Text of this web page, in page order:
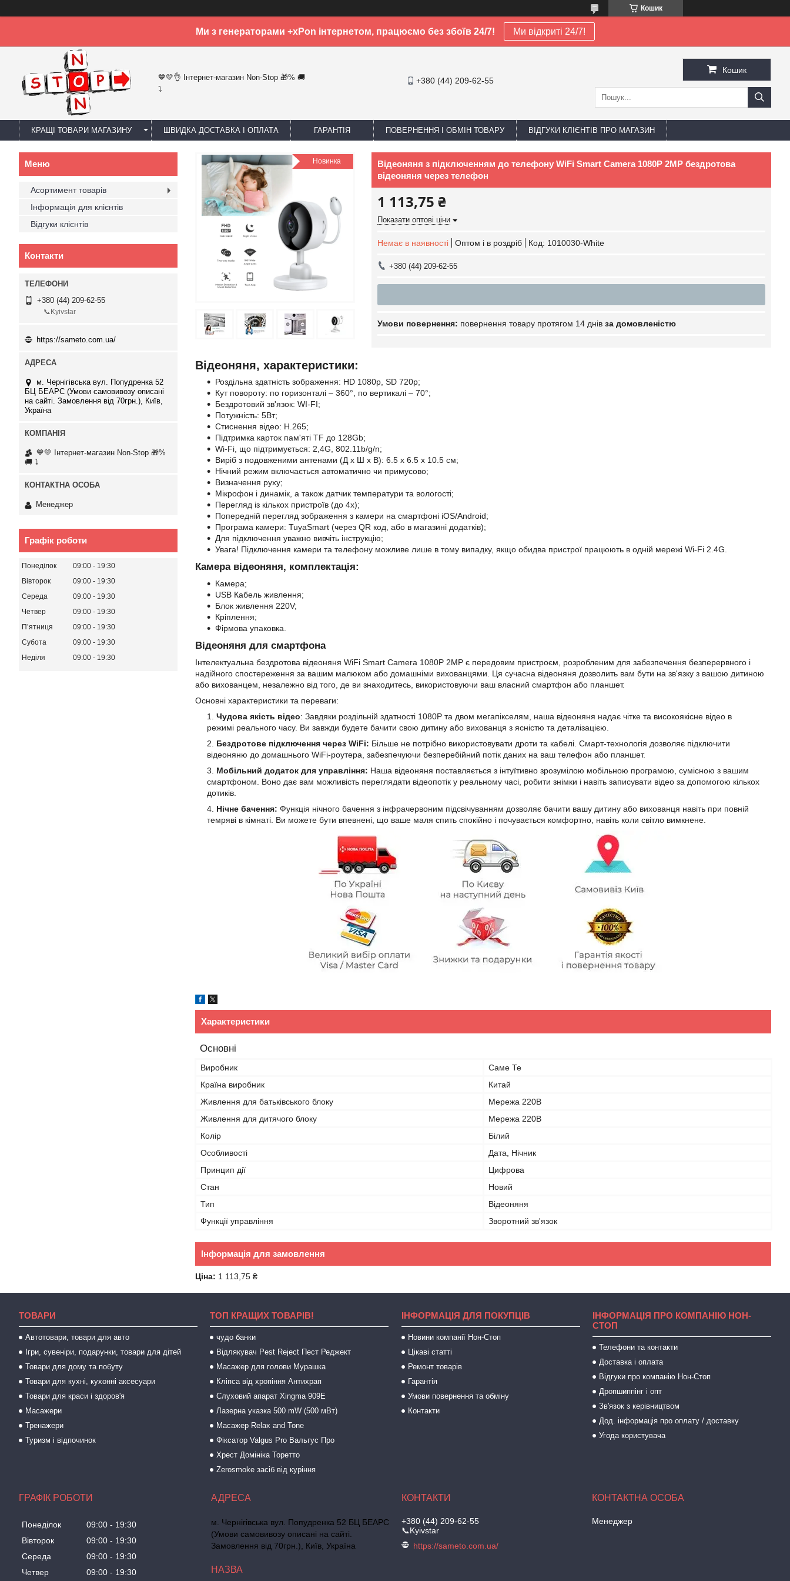
Кошик
Ми з генераторами +xPon інтернетом, працюємо без збоїв 24/7! Ми відкриті 24/7!
💙💛👌 Інтернет-магазин Non-Stop 🎁% 🚚
⤵
+380 (44) 209-62-55
Кошик
КРАЩІ ТОВАРИ МАГАЗИНУ ШВИДКА ДОСТАВКА І ОПЛАТА ГАРАНТІЯ ПОВЕРНЕННЯ І ОБМІН ТОВАРУ ВІДГУКИ КЛІЄНТІВ ПРО МАГАЗИН
Новинка
Відеоняня з підключенням до телефону WiFi Smart Camera 1080P 2MP бездротова
відеоняня через телефон
1 113,75 ₴
Показати оптові ціни
Немає в наявності Оптом і в роздріб Код: 1010030-White
+380 (44) 209-62-55
повернення товару протягом 14 днів за домовленістю
Відеоняня, характеристики:
Роздільна здатність зображення: HD 1080p, SD 720p;
Кут повороту: по горизонталі – 360°, по вертикалі – 70°;
Бездротовий зв'язок: WI-FI;
Потужність: 5Вт;
Стиснення відео: H.265;
Підтримка карток пам'яті TF до 128Gb;
Wi-Fi, що підтримується: 2,4G, 802.11b/g/n;
Виріб з подовженими антенами (Д x Ш x В): 6.5 x 6.5 x 10.5 см;
Нічний режим включається автоматично чи примусово;
Визначення руху;
Мікрофон і динамік, а також датчик температури та вологості;
Перегляд із кількох пристроїв (до 4х);
Попередній перегляд зображення з камери на смартфоні iOS/Android;
Програма камери: TuyaSmart (через QR код, або в магазині додатків);
Для підключення уважно вивчіть інструкцію;
Увага! Підключення камери та телефону можливе лише в тому випадку, якщо обидва пристрої працюють в одній мережі Wi-Fi 2.4G.
Камера відеоняня, комплектація:
Камера;
USB Кабель живлення;
Блок живлення 220V;
Кріплення;
Фірмова упаковка.
Відеоняня для смартфона
Інтелектуальна бездротова відеоняня WiFi Smart Camera 1080P 2MP є передовим пристроєм, розробленим для забезпечення безперервного і
надійного спостереження за вашим малюком або домашніми вихованцями. Ця сучасна відеоняня дозволить вам бути на зв'язку з вашою дитиною
або вихованцем, незалежно від того, де ви знаходитесь, використовуючи ваш власний смартфон або планшет.
Основні характеристики та переваги:
Чудова якість відео: Завдяки роздільній здатності 1080P та двом мегапікселям, наша відеоняня надає чітке та високоякісне відео в
режимі реального часу. Ви завжди будете бачити свою дитину або вихованця з ясністю та деталізацією.
Бездротове підключення через WiFi: Більше не потрібно використовувати дроти та кабелі. Смарт-технологія дозволяє підключити
відеоняню до домашнього WiFi-роутера, забезпечуючи безперебійний потік даних на ваш телефон або планшет.
Мобільний додаток для управління: Наша відеоняня поставляється з інтуїтивно зрозумілою мобільною програмою, сумісною з вашим
смартфоном. Воно дає вам можливість переглядати відеопотік у реальному часі, робити знімки і навіть записувати відео за допомогою кількох
дотиків.
Нічне бачення: Функція нічного бачення з інфрачервоним підсвічуванням дозволяє бачити вашу дитину або вихованця навіть при повній
темряві в кімнаті. Ви можете бути впевнені, що ваше маля спить спокійно і почувається комфортно, навіть коли світло вимкнене.
Характеристики
Основні
Виробник
Саме Те
Країна виробник
Китай
Живлення для батьківського блоку
Мережа 220В
Живлення для дитячого блоку
Мережа 220В
Колір
Білий
Особливості
Дата, Нічник
Принцип дії
Цифрова
Стан
Новий
Тип
Відеоняня
Функції управління
Зворотний зв'язок
Інформація для замовлення
Ціна: 1 113,75 ₴
Асортимент товарів
Інформація для клієнтів
Відгуки клієнтів
Контакти
+380 (44) 209-62-55
📞Kyivstar
https://sameto.com.ua/
м. Чернігівська вул. Попудренка 52
БЦ БЕАРС (Умови самовивозу описані
на сайті. Замовлення від 70грн.), Київ,
Україна
💙💛 Інтернет-магазин Non-Stop 🎁%
🚚 ⤵
Менеджер
Графік роботи
Понеділок 09:00
19:30
Вівторок
09:00
19:30
Середа
09:00
19:30
Четвер
09:00
19:30
Пʼятниця
09:00
19:30
Субота
09:00
19:30
Неділя
09:00 19:30
ТОВАРИ
Автотовари, товари для авто
Ігри, сувеніри, подарунки, товари для дітей
Товари для дому та побуту
Товари для кухні, кухонні аксесуари
Товари для краси і здоров'я
Масажери
Тренажери
Туризм і відпочинок
ТОП КРАЩИХ ТОВАРІВ!
чудо банки
Відлякувач Pest Reject Пест Реджект
Масажер для голови Мурашка
Кліпса від хропіння Антихрап
Слуховий апарат Xingma 909Е
Лазерна указка 500 mW (500 мВт)
Масажер Relax and Tone
Фіксатор Valgus Pro Вальгус Про
Хрест Домініка Торетто
Zerosmoke засіб від куріння
ІНФОРМАЦІЯ ДЛЯ ПОКУПЦІВ
Новини компанії Нон-Стоп
Цікаві статті
Ремонт товарів
Гарантія
Умови повернення та обміну
Контакти
ІНФОРМАЦІЯ ПРО КОМПАНІЮ НОН-
СТОП
Телефони та контакти
Доставка і оплата
Відгуки про компанію Нон-Стоп
Дропшиппінг і опт
Зв'язок з керівництвом
Дод. інформація про оплату / доставку
Угода користувача
ГРАФІК РОБОТИ
Понеділок 09:00
19:30
Вівторок
09:00
19:30
Середа
09:00
19:30
Четвер
09:00 19:30
м. Чернігівська вул. Попудренка 52 БЦ БЕАРС
(Умови самовивозу описані на сайті.
Замовлення від 70грн.), Київ, Україна
+380 (44) 209-62-55
📞Kyivstar
https://sameto.com.ua/
Менеджер